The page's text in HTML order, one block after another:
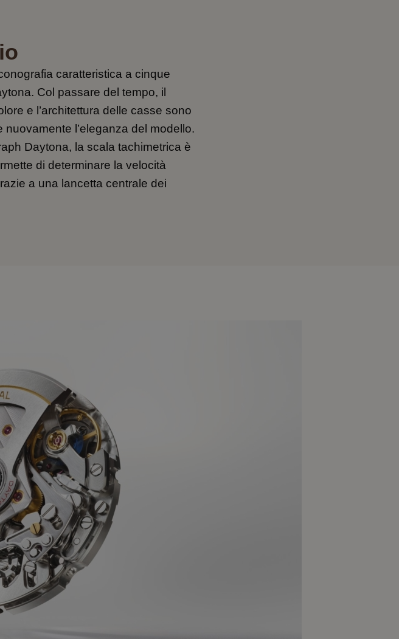
caratteristica a cinque
Col passare del tempo, il
e l’architettura delle casse sono
l’eleganza del modello.
Daytona, la scala tachimetrica è
di determinare la velocità
a una lancetta centrale dei